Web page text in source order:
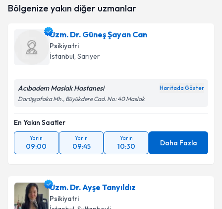
Bölgenize yakın diğer uzmanlar
Uzm. Dr. Güneş Şayan Can
Psikiyatri
İstanbul, Sarıyer
Acıbadem Maslak Hastanesi Haritada Göster
Darüşşafaka Mh., Büyükdere Cad. No: 40 Maslak
En Yakın Saatler
Yarın
09:00
Yarın
09:45
Yarın
10:30 Daha Fazla
Uzm. Dr. Ayşe Tanyıldız
Psikiyatri